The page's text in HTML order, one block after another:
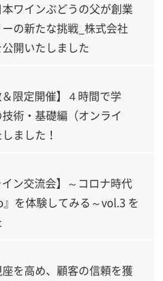
ワインぶどうの父が創業
の新たな挑戦_株式会社
開いたしました
＆限定開催】４時間で学
術・基礎編（オンライ
ました！
イン交流会】～コロナ時代
を体験してみる～vol.3 を
を高め、顧客の信頼を獲